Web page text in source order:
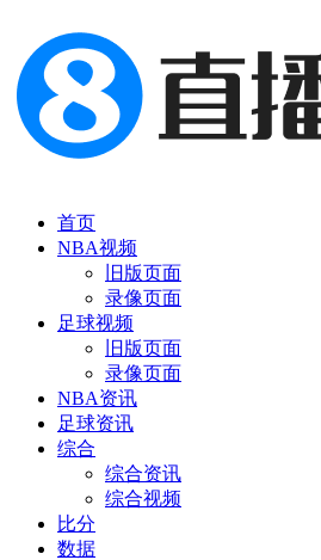
首页
NBA视频
旧版页面
录像页面
足球视频
旧版页面
录像页面
NBA资讯
足球资讯
综合
综合资讯
综合视频
比分
数据